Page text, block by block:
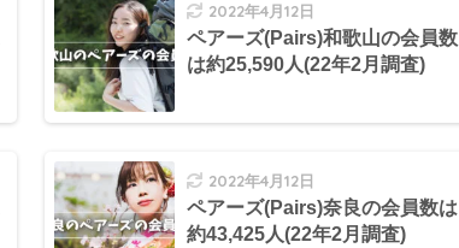
2022年4月12日
ペアーズ(Pairs)和歌山の会員数
は約25,590人(22年2月調査)
2022年4月12日
ペアーズ(Pairs)奈良の会員数は
約43,425人(22年2月調査)